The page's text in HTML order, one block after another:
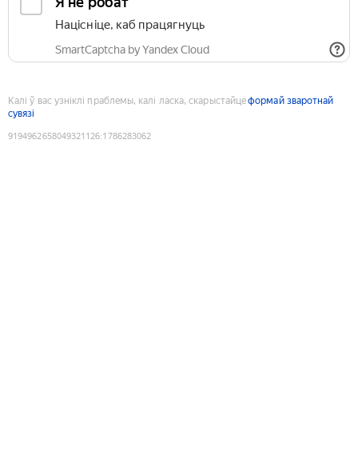
Націсніце, каб працягнуць
SmartCaptcha by Yandex Cloud
Калі ў вас узніклі праблемы, калі ласка, скарыстайцеформай зваротнай
сувязі
9194962658049321126:1786283062